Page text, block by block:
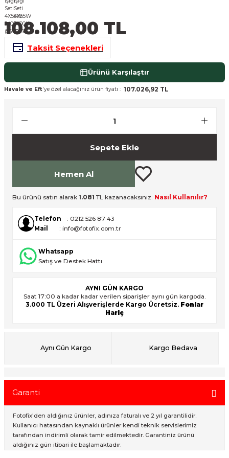
Cihazları
Setleri
108.108,00 TL
Taksit Seçenekleri
Ürünü Karşılaştır
Havale ve Eft'ye özel alacağınız ürün fiyatı : 107.026,92 TL
Sepete Ekle
Hemen Al
Bu ürünü satın alarak 1.081 TL kazanacaksınız. Nasıl Kullanılır?
Telefon
: 0212 526 87 43
Mail
: info@fotofix.com.tr
Whatsapp
Satış ve Destek Hattı
AYNI GÜN KARGO
Saat 17:00 a kadar kadar verilen siparişler aynı gün kargoda.
3.000 TL Üzeri Alışverişlerde Kargo Ücretsiz. Fonlar
Hariç
Aynı Gün Kargo Kargo Bedava
Garanti
Fotofix'den aldığınız ürünler, adınıza faturalı ve 2 yıl garantilidir.
Kullanıcı hatasından kaynaklı ürünler kendi teknik servislerimiz
tarafından indirimli olarak tamir edilmektedir. Garantiniz ürünü
aldığınız gün itibari ile başlamaktadır.